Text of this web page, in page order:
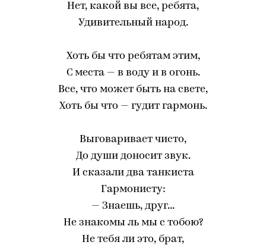
Нет, какой вы все, ребята,
Удивительный народ.
Хоть бы что ребятам этим,
С места — в воду и в огонь.
Все, что может быть на свете,
Хоть бы что — гудит гармонь.
Выговаривает чисто,
До души доносит звук.
И сказали два танкиста
Гармонисту:
— Знаешь, друг...
Не знакомы ль мы с тобою?
Не тебя ли это, брат,